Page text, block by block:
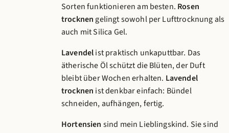
Sorten funktionieren am besten. Rosen
trocknen gelingt sowohl per Lufttrocknung als
auch mit Silica Gel.
Lavendelist praktisch unkaputtbar. Das
ätherische Öl schützt die Blüten, der Duft
bleibt über Wochen erhalten. Lavendel
trocknen ist denkbar einfach: Bündel
schneiden, aufhängen, fertig.
Hortensien sind mein Lieblingskind. Sie sind